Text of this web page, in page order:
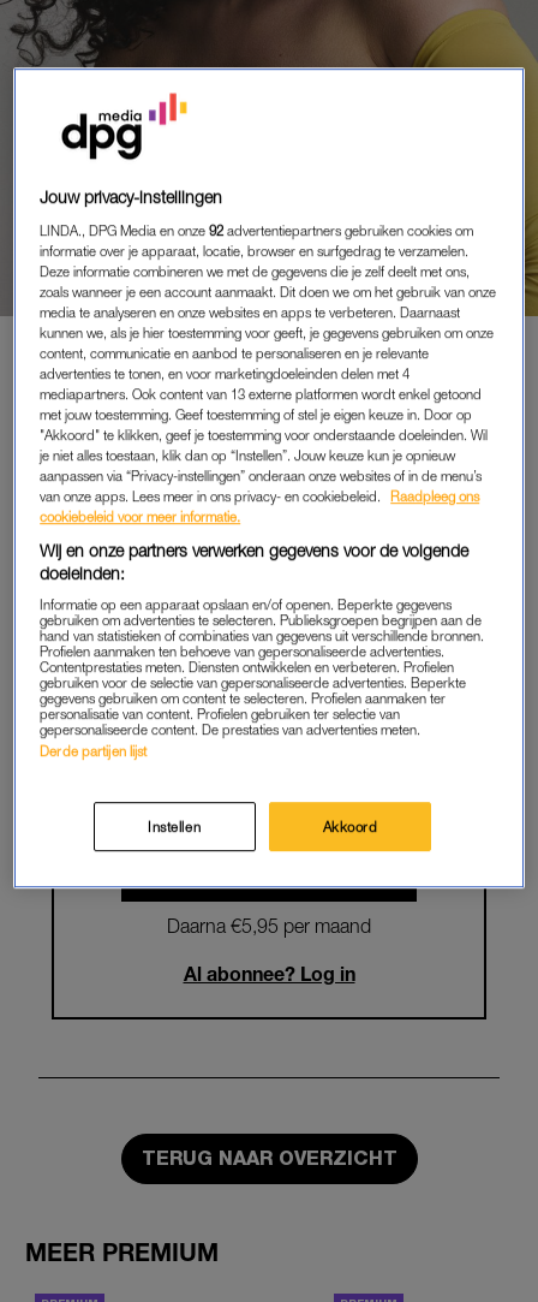
SKY LEMMER (30): ‘IK BEN
GRAAG THEATRAAL IN MIJN
MANIER VAN KLEDEN,
VERTELLEN EN OVERBRENGEN
VAN EMOTIES’
PREMIUM
LEES VERDER MET
PREMIUM
artikelen
Lees LINDA.magazine online
Geniet van te gekke winacties en
lekkere puzzels
Daarna €5,95 per maand
Al abonnee? Log in
TERUG NAAR OVERZICHT
MEER PREMIUM
Jouw privacy-instellingen
LINDA., DPG Media en onze92 advertentiepartners gebruiken cookies om
informatie over je apparaat, locatie, browser en surfgedrag te verzamelen.
Deze informatie combineren we met de gegevens die je zelf deelt met ons,
zoals wanneer je een account aanmaakt. Dit doen we om het gebruik van onze
media te analyseren en onze websites en apps te verbeteren. Daarnaast
kunnen we, als je hier toestemming voor geeft, je gegevens gebruiken om onze
content, communicatie en aanbod te personaliseren en je relevante
advertenties te tonen, en voor marketingdoeleinden delen met 4
mediapartners. Ook content van 13 externe platformen wordt enkel getoond
met jouw toestemming. Geef toestemming of stel je eigen keuze in. Door op
"Akkoord" te klikken, geef je toestemming voor onderstaande doeleinden. Wil
je niet alles toestaan, klik dan op “Instellen”. Jouw keuze kun je opnieuw
aanpassen via “Privacy-instellingen” onderaan onze websites of in de menu’s
van onze apps. Lees meer in ons privacy- en cookiebeleid.
Raadpleeg ons
cookiebeleid voor meer informatie.
Wij en onze partners verwerken gegevens voor de volgende
doeleinden:
Informatie op een apparaat opslaan en/of openen. Beperkte gegevens
gebruiken om advertenties te selecteren. Publieksgroepen begrijpen aan de
hand van statistieken of combinaties van gegevens uit verschillende bronnen.
Profielen aanmaken ten behoeve van gepersonaliseerde advertenties.
Contentprestaties meten. Diensten ontwikkelen en verbeteren. Profielen
gebruiken voor de selectie van gepersonaliseerde advertenties. Beperkte
gegevens gebruiken om content te selecteren. Profielen aanmaken ter
personalisatie van content. Profielen gebruiken ter selectie van
gepersonaliseerde content. De prestaties van advertenties meten.
Derde partijen lijst
Instellen Akkoord